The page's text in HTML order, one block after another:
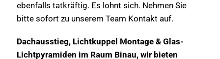
ebenfalls tatkräftig. Es lohnt sich. Nehmen Sie
bitte sofort zu unserem Team Kontakt auf.
Dachausstieg, Lichtkuppel Montage & Glas-
Lichtpyramiden im Raum Binau, wir bieten